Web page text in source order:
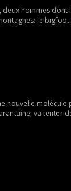
deux hommes
le bigfoot.
nouvelle
va tenter